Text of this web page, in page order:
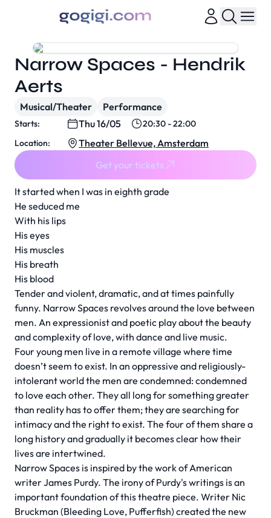
It started when I was in eighth grade
He seduced me
With his lips
His eyes
His muscles
His breath
His blood
Tender and violent, dramatic, and at times painfully
funny. Narrow Spaces revolves around the love between
men. An expressionist and poetic play about the beauty
and complexity of love, with dance and live music.
Four young men live in a remote village where time
doesn’t seem to exist. In an oppressive and religiously-
intolerant world the men are condemned: condemned
to love each other. They all long for something greater
than reality has to offer them; they are searching for
intimacy and the right to exist. The four of them share a
long history and gradually it becomes clear how their
lives are intertwined.
Narrow Spaces is inspired by the work of American
writer James Purdy. The irony of Purdy's writings is an
important foundation of this theatre piece. Writer Nic
Bruckman (Bleeding Love, Pufferfish) created the new
Narrow Spaces - Hendrik
Aerts
Musical/Theater Performance
Starts: Thu 16/05
20:30 - 22:00
Location:
Theater Bellevue, Amsterdam
Get your tickets